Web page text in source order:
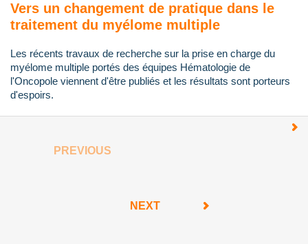
Vers un changement de pratique dans le
traitement du myélome multiple
Les récents travaux de recherche sur la prise en charge du
myélome multiple portés des équipes Hématologie de
l'Oncopole viennent d'être publiés et les résultats sont porteurs
d'espoirs.
PREVIOUS
NEXT